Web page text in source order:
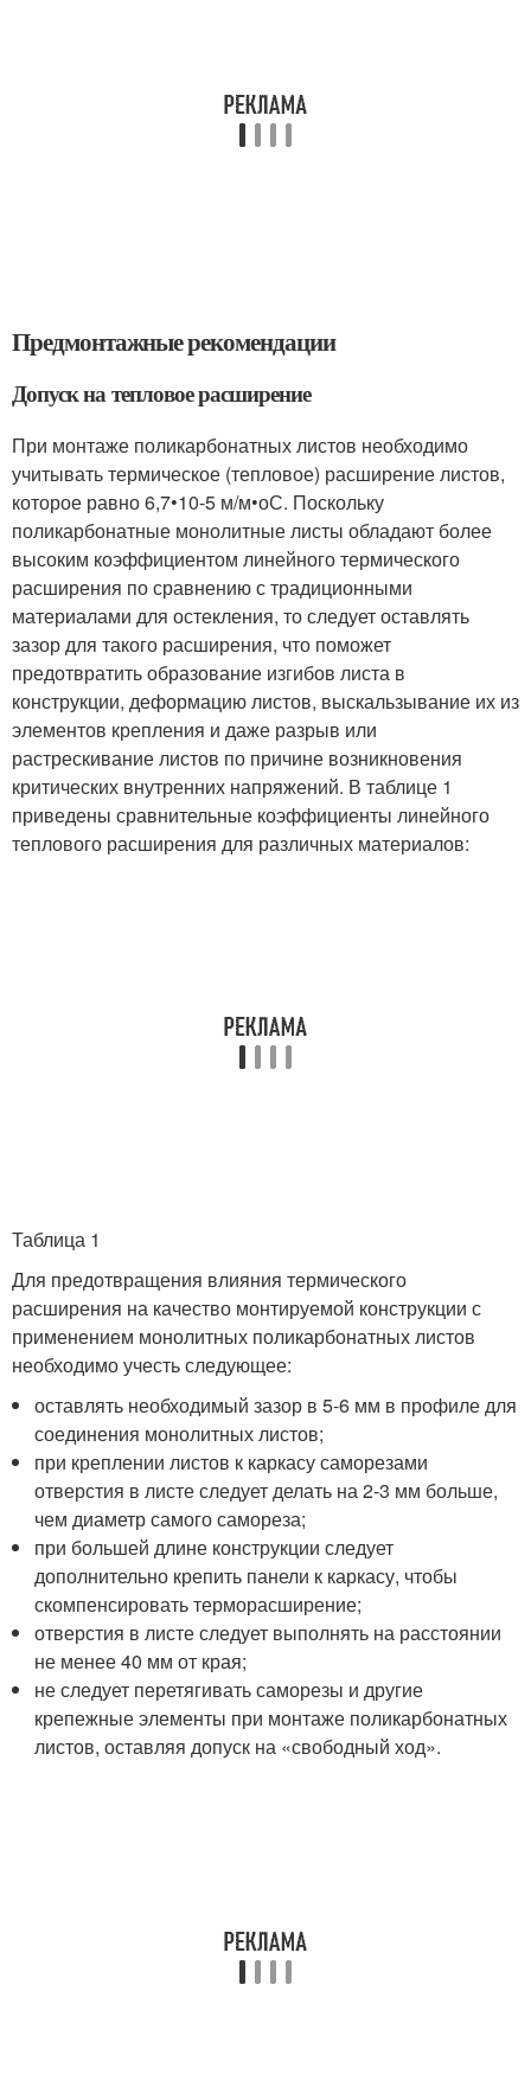
Предмонтажные рекомендации
Допуск на тепловое расширение
При монтаже поликарбонатных листов необходимо
учитывать термическое (тепловое) расширение листов,
которое равно 6,7•10-5 м/м•оС. Поскольку
поликарбонатные монолитные листы обладают более
высоким коэффициентом линейного термического
расширения по сравнению с традиционными
материалами для остекления, то следует оставлять
зазор для такого расширения, что поможет
предотвратить образование изгибов листа в
конструкции, деформацию листов, выскальзывание их из
элементов крепления и даже разрыв или
растрескивание листов по причине возникновения
критических внутренних напряжений. В таблице 1
приведены сравнительные коэффициенты линейного
теплового расширения для различных материалов:
Таблица 1
Для предотвращения влияния термического
расширения на качество монтируемой конструкции с
применением монолитных поликарбонатных листов
необходимо учесть следующее:
оставлять необходимый зазор в 5-6 мм в профиле для
соединения монолитных листов;
при креплении листов к каркасу саморезами
отверстия в листе следует делать на 2-3 мм больше,
чем диаметр самого самореза;
при большей длине конструкции следует
дополнительно крепить панели к каркасу, чтобы
скомпенсировать терморасширение;
отверстия в листе следует выполнять на расстоянии
не менее 40 мм от края;
не следует перетягивать саморезы и другие
крепежные элементы при монтаже поликарбонатных
листов, оставляя допуск на «свободный ход».